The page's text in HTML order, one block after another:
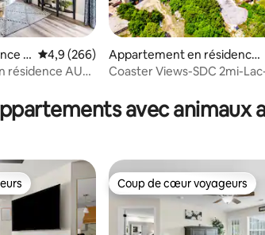
commentaires : 4,97 sur 5
⋅
Évaluation moyenne sur la base de 266
4,9 (266)
résidence AU
Appartement en résidence ⋅
Branson
Coaster Views-SDC 2mi-
avec animaux
les plus appréciés Coup de cœur voyageurs
Coup de cœur voyageurs